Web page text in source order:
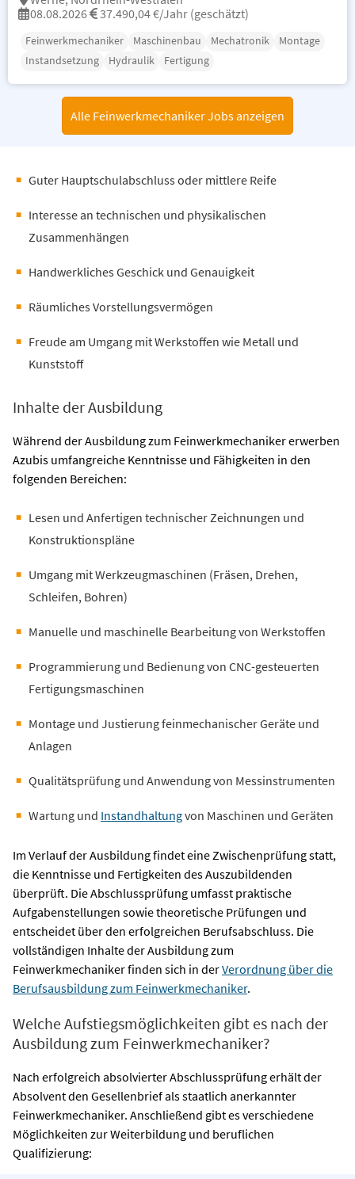
08.08.2026
37.490,04 €/Jahr (geschätzt)
Feinwerkmechaniker Maschinenbau Mechatronik
Montage
Instandsetzung
Hydraulik Fertigung
Alle Feinwerkmechaniker Jobs anzeigen
Guter Hauptschulabschluss oder mittlere Reife
Interesse an technischen und physikalischen
Zusammenhängen
Handwerkliches Geschick und Genauigkeit
Räumliches Vorstellungsvermögen
Freude am Umgang mit Werkstoffen wie Metall und
Kunststoff
Inhalte der Ausbildung
Während der Ausbildung zum Feinwerkmechaniker erwerben
Azubis umfangreiche Kenntnisse und Fähigkeiten in den
folgenden Bereichen:
Lesen und Anfertigen technischer Zeichnungen und
Konstruktionspläne
Umgang mit Werkzeugmaschinen (Fräsen, Drehen,
Schleifen, Bohren)
Manuelle und maschinelle Bearbeitung von Werkstoffen
Programmierung und Bedienung von CNC-gesteuerten
Fertigungsmaschinen
Montage und Justierung feinmechanischer Geräte und
Anlagen
Qualitätsprüfung und Anwendung von Messinstrumenten
Wartung und Instandhaltungvon Maschinen und Geräten
Im Verlauf der Ausbildung findet eine Zwischenprüfung statt,
die Kenntnisse und Fertigkeiten des Auszubildenden
überprüft. Die Abschlussprüfung umfasst praktische
Aufgabenstellungen sowie theoretische Prüfungen und
entscheidet über den erfolgreichen Berufsabschluss. Die
vollständigen Inhalte der Ausbildung zum
Feinwerkmechaniker finden sich in derVerordnung über die
Berufsausbildung zum Feinwerkmechaniker.
Welche Aufstiegsmöglichkeiten gibt es nach der
Ausbildung zum Feinwerkmechaniker?
Nach erfolgreich absolvierter Abschlussprüfung erhält der
Absolvent den Gesellenbrief als staatlich anerkannter
Feinwerkmechaniker. Anschließend gibt es verschiedene
Möglichkeiten zur Weiterbildung und beruflichen
Qualifizierung: